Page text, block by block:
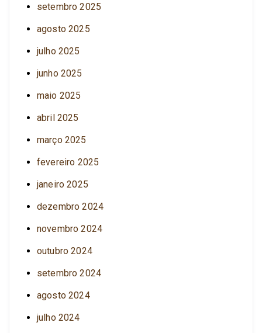
setembro 2025
agosto 2025
julho 2025
junho 2025
maio 2025
abril 2025
março 2025
fevereiro 2025
janeiro 2025
dezembro 2024
novembro 2024
outubro 2024
setembro 2024
agosto 2024
julho 2024